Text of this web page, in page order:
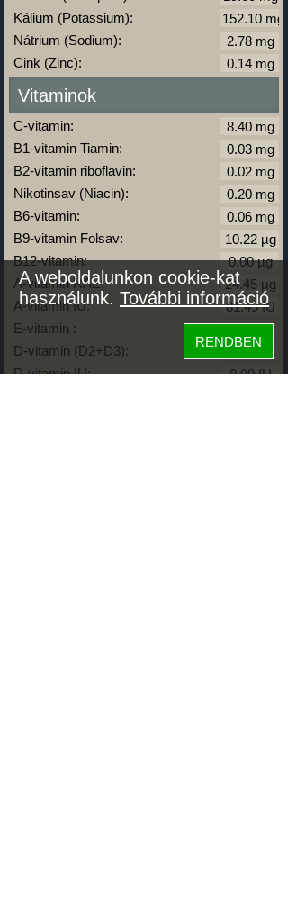
Kálium (Potassium):
Nátrium (Sodium):
Cink (Zinc):
Vitaminok
C-vitamin:
B1-vitamin Tiamin:
B2-vitamin riboflavin:
Nikotinsav (Niacin):
B6-vitamin:
B9-vitamin Folsav:
B12-vitamin:
A-vitamin RAE:
A-vitamin IU:
E-vitamin :
D-vitamin (D2+D3):
D-vitamin IU:
A weboldalunkon cookie-kat
használunk. További információ
RENDBEN